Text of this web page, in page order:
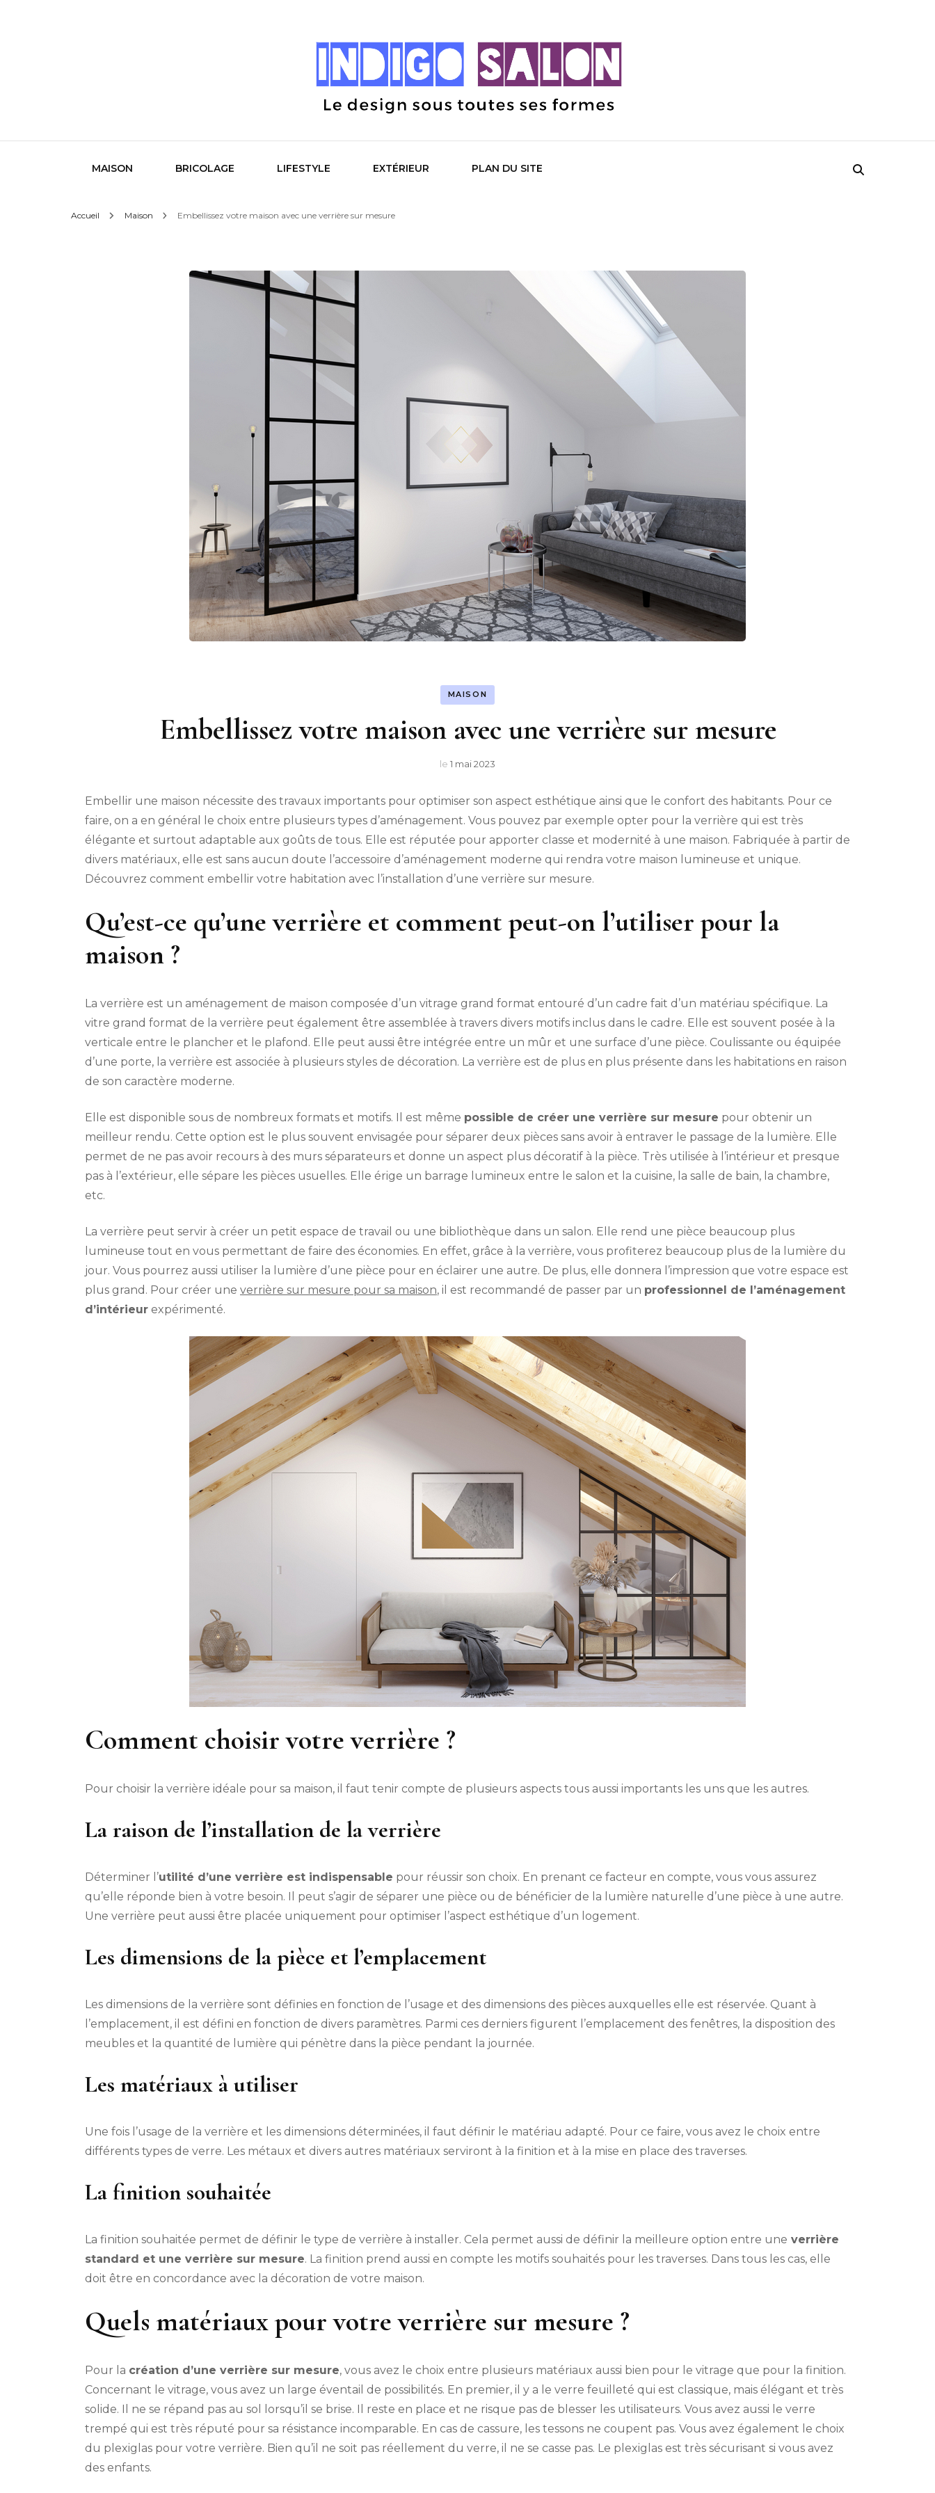
Indigo Salon
MAISON BRICOLAGE LIFESTYLE EXTÉRIEUR PLAN DU SITE
Accueil Maison Embellissez votre maison avec une verrière sur mesure
MAISON
Embellissez votre maison avec une verrière sur mesure
le 1 mai 2023
Embellir une maison nécessite des travaux importants pour optimiser son aspect esthétique ainsi que le confort des habitants. Pour ce
faire, on a en général le choix entre plusieurs types d’aménagement. Vous pouvez par exemple opter pour la verrière qui est très
élégante et surtout adaptable aux goûts de tous. Elle est réputée pour apporter classe et modernité à une maison. Fabriquée à partir de
divers matériaux, elle est sans aucun doute l’accessoire d’aménagement moderne qui rendra votre maison lumineuse et unique.
Découvrez comment embellir votre habitation avec l’installation d’une verrière sur mesure.
Qu’est-ce qu’une verrière et comment peut-on l’utiliser pour la
maison ?
La verrière est un aménagement de maison composée d’un vitrage grand format entouré d’un cadre fait d’un matériau spécifique. La
vitre grand format de la verrière peut également être assemblée à travers divers motifs inclus dans le cadre. Elle est souvent posée à la
verticale entre le plancher et le plafond. Elle peut aussi être intégrée entre un mûr et une surface d’une pièce. Coulissante ou équipée
d’une porte, la verrière est associée à plusieurs styles de décoration. La verrière est de plus en plus présente dans les habitations en raison
de son caractère moderne.
Elle est disponible sous de nombreux formats et motifs. Il est même possible de créer une verrière sur mesure pour obtenir un
meilleur rendu. Cette option est le plus souvent envisagée pour séparer deux pièces sans avoir à entraver le passage de la lumière. Elle
permet de ne pas avoir recours à des murs séparateurs et donne un aspect plus décoratif à la pièce. Très utilisée à l’intérieur et presque
pas à l’extérieur, elle sépare les pièces usuelles. Elle érige un barrage lumineux entre le salon et la cuisine, la salle de bain, la chambre,
etc.
La verrière peut servir à créer un petit espace de travail ou une bibliothèque dans un salon. Elle rend une pièce beaucoup plus
lumineuse tout en vous permettant de faire des économies. En effet, grâce à la verrière, vous profiterez beaucoup plus de la lumière du
jour. Vous pourrez aussi utiliser la lumière d’une pièce pour en éclairer une autre. De plus, elle donnera l’impression que votre espace est
plus grand. Pour créer une verrière sur mesure pour sa maison, il est recommandé de passer par un professionnel de l’aménagement
d’intérieur expérimenté.
Comment choisir votre verrière ?
Pour choisir la verrière idéale pour sa maison, il faut tenir compte de plusieurs aspects tous aussi importants les uns que les autres.
La raison de l’installation de la verrière
Déterminer l’utilité d’une verrière est indispensable pour réussir son choix. En prenant ce facteur en compte, vous vous assurez
qu’elle réponde bien à votre besoin. Il peut s’agir de séparer une pièce ou de bénéficier de la lumière naturelle d’une pièce à une autre.
Une verrière peut aussi être placée uniquement pour optimiser l’aspect esthétique d’un logement.
Les dimensions de la pièce et l’emplacement
Les dimensions de la verrière sont définies en fonction de l’usage et des dimensions des pièces auxquelles elle est réservée. Quant à
l’emplacement, il est défini en fonction de divers paramètres. Parmi ces derniers figurent l’emplacement des fenêtres, la disposition des
meubles et la quantité de lumière qui pénètre dans la pièce pendant la journée.
Les matériaux à utiliser
Une fois l’usage de la verrière et les dimensions déterminées, il faut définir le matériau adapté. Pour ce faire, vous avez le choix entre
différents types de verre. Les métaux et divers autres matériaux serviront à la finition et à la mise en place des traverses.
La finition souhaitée
La finition souhaitée permet de définir le type de verrière à installer. Cela permet aussi de définir la meilleure option entre une verrière
standard et une verrière sur mesure. La finition prend aussi en compte les motifs souhaités pour les traverses. Dans tous les cas, elle
doit être en concordance avec la décoration de votre maison.
Quels matériaux pour votre verrière sur mesure ?
Pour la création d’une verrière sur mesure, vous avez le choix entre plusieurs matériaux aussi bien pour le vitrage que pour la finition.
Concernant le vitrage, vous avez un large éventail de possibilités. En premier, il y a le verre feuilleté qui est classique, mais élégant et très
solide. Il ne se répand pas au sol lorsqu’il se brise. Il reste en place et ne risque pas de blesser les utilisateurs. Vous avez aussi le verre
trempé qui est très réputé pour sa résistance incomparable. En cas de cassure, les tessons ne coupent pas. Vous avez également le choix
du plexiglas pour votre verrière. Bien qu’il ne soit pas réellement du verre, il ne se casse pas. Le plexiglas est très sécurisant si vous avez
des enfants.